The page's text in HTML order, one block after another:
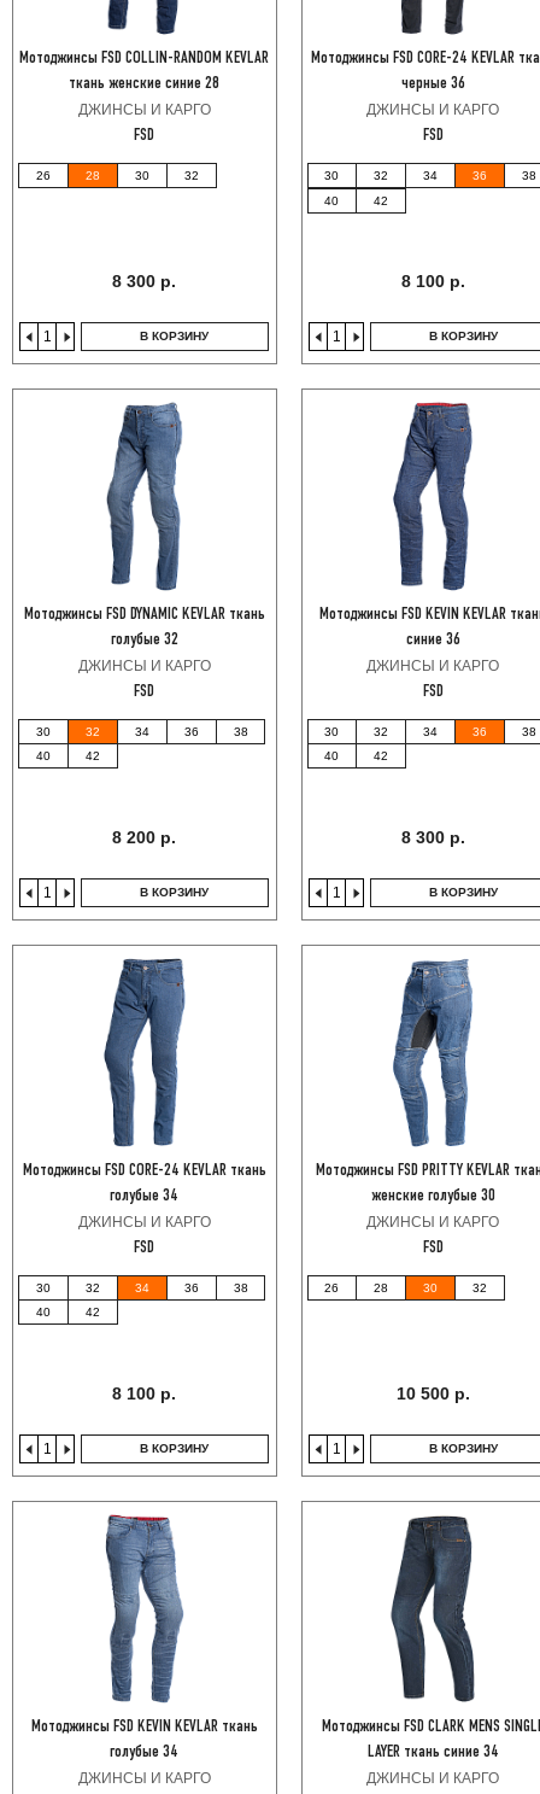
Мотоджинсы FSD COLLIN-RANDOM KEVLAR
ткань женские синие 28
ДЖИНСЫ И КАРГО
FSD
26 28 30 32
8 300 р.
В КОРЗИНУ
Мотоджинсы FSD CORE-24 KEVLAR
черные 36
ДЖИНСЫ И КАРГО
FSD
30 32 34 36
38
40
42
8 100 р.
В КОРЗИНУ
Мотоджинсы FSD DYNAMIC KEVLAR ткань
голубые 32
ДЖИНСЫ И КАРГО
FSD
30 32 34 36
38
40
42
8 200 р.
В КОРЗИНУ
Мотоджинсы FSD KEVIN KEVLAR
синие 36
ДЖИНСЫ И КАРГО
FSD
30 32 34 36
38
40
42
8 300 р.
В КОРЗИНУ
Мотоджинсы FSD CORE-24 KEVLAR ткань
голубые 34
ДЖИНСЫ И КАРГО
FSD
30 32 34 36
38
40
42
8 100 р.
В КОРЗИНУ
Мотоджинсы FSD PRITTY KEVLAR
женские голубые 30
ДЖИНСЫ И КАРГО
FSD
26 28 30 32
10 500 р.
В КОРЗИНУ
Мотоджинсы FSD KEVIN KEVLAR ткань
голубые 34
ДЖИНСЫ И КАРГО
Мотоджинсы FSD CLARK MENS
LAYER ткань синие 34
ДЖИНСЫ И КАРГО